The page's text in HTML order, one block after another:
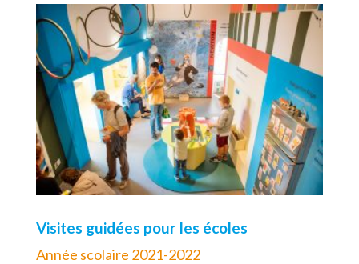
Visites guidées pour les écoles
Année scolaire 2021-2022